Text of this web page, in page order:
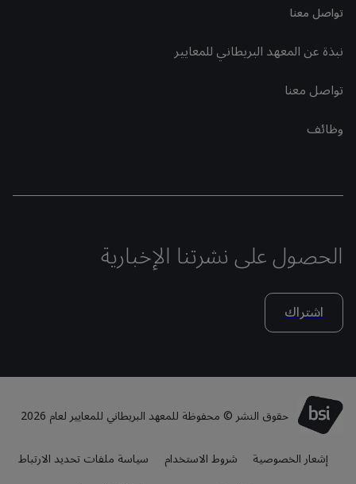
تواصل معنا
نبذة عن المعهد البريطاني للمعايير
تواصل معنا
وظائف
الحصول على نشرتنا الإخبارية
اشتراك
حقوق النشر © محفوظة للمعهد البريطاني للمعايير لعام 2026
إشعار الخصوصية
شروط الاستخدام
سياسة ملفات تحديد الارتباط